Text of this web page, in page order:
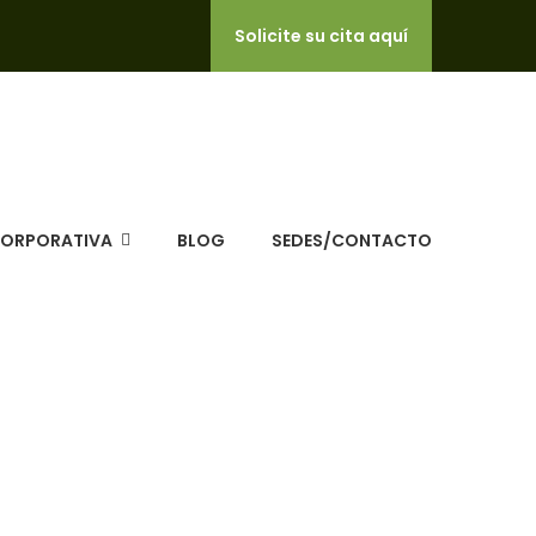
Solicite su cita aquí
BLOG SEDES/CONTACTO